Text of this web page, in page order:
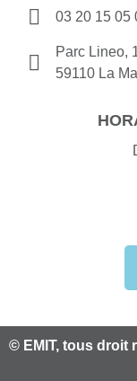
03 20 15 05
Parc Lineo,
59110 La
© EMIT, tous droit